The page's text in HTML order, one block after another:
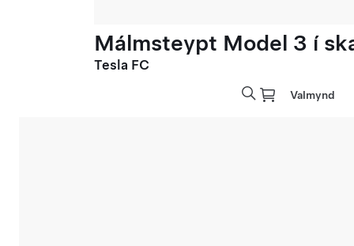
Málmsteypt Model 3 í
Tesla FC
Valmynd